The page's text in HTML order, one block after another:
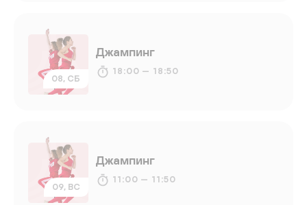
08, СБ
Джампинг
18:00 — 18:50
09, ВС
Джампинг
11:00 — 11:50